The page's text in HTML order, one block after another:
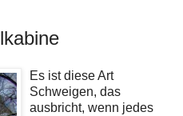
Es ist diese Art
Schweigen, das
ausbricht, wenn jedes